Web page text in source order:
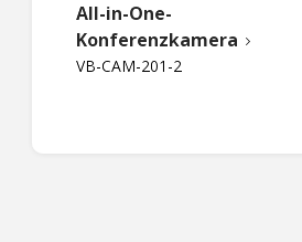
All-in-One-
Konferenzkamera
VB-CAM-201-2